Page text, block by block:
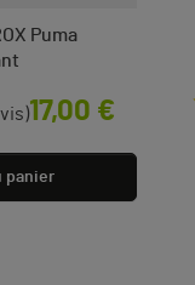
Puma
17,00 €
panier